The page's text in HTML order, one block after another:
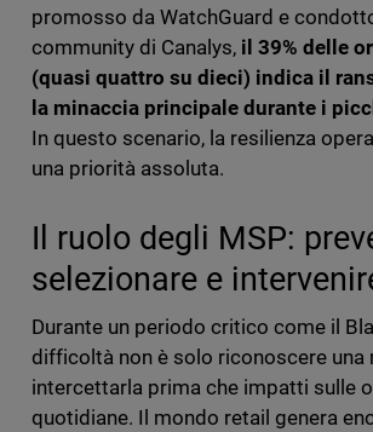
promosso da WatchGuard e
community di Canalys, il 39% delle
(quasi quattro su dieci) indica il
la minaccia principale durante i
In questo scenario, la resilienza
una priorità assoluta.
Il ruolo degli MSP:
selezionare e
Durante un periodo critico come il
difficoltà non è solo riconoscere una
intercettarla prima che impatti sulle
quotidiane. Il mondo retail genera